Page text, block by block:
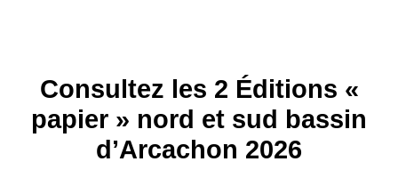
Consultez les 2 Éditions «
papier » nord et sud bassin
d’Arcachon 2026